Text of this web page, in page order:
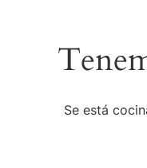
Se está